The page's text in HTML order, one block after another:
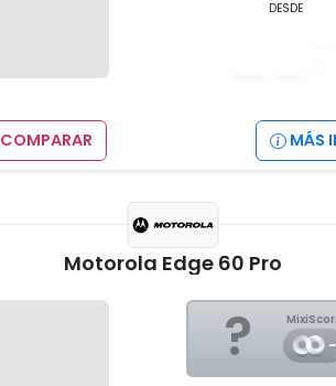
DESDE
COMPARAR MÁS
Motorola Edge 60 Pro
? -